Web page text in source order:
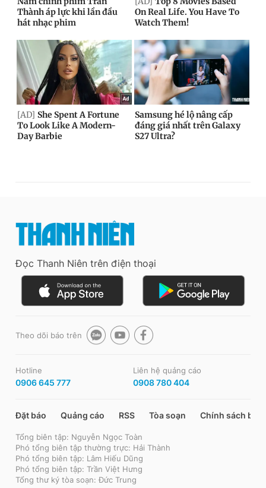
Đọc Thanh Niên trên điện thoại
Theo dõi báo trên
Hotline
0906 645 777
Liên hệ quảng cáo
0908 780 404
Đặt báo Quảng cáo RSS Tòa soạn Chính sách bảo
Tổng biên tập: Nguyễn Ngọc Toàn
Phó tổng biên tập thường trực: Hải Thành
Phó tổng biên tập: Lâm Hiếu Dũng
Phó tổng biên tập: Trần Việt Hưng
Tổng thư ký tòa soạn: Đức Trung